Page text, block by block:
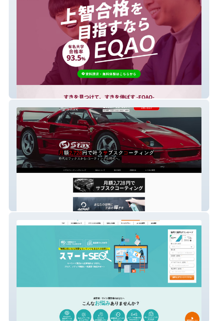
株式会社スタックス
スマートSEO【株式会社プロパゲート】